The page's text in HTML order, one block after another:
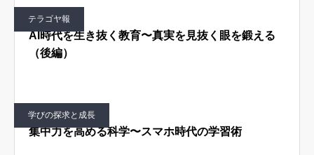
テラゴヤ報
AI時代を生き抜く教育〜真実を見抜く眼を鍛える
（後編）
学びの探求と成長
集中力を高める科学〜スマホ時代の学習術